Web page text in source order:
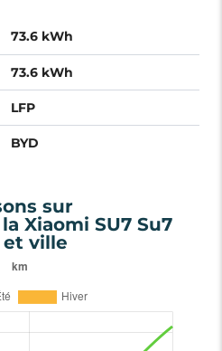
73.6 kWh
73.6 kWh
LFP
BYD
sur
Xiaomi SU7 Su7
et ville